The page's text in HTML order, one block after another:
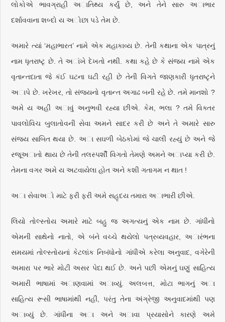
લોકોએ ભાવગ્રાહી અાતિથ્ય કર્યું છે, અને તેને સારુ અાભાર
દર્શાવવાના શબ્દો ય અોછા પડે તેમ છે.
અમારે ત્યાં ‘મહાભારત’ નામે એક મહાકાવ્ય છે. તેની કથાના એક પાત્રનું
નામ ધૃતરાષ્ટૃ છે. તે અાંખે દેખતો નથી. કથા કહે છે કે સંજય નામે એક
વૃતાન્તદાતા જે કંઈ ઘટના ઘટી રહી છે તેની વિગતે જાણકારી ધૃતરાષ્ટૃને
અાપે છે. ખરેખર, તો સંજયનો વૃતાન્ત અગાઢ બની રહે છે. તમે માનશો ?
અમે ય અહીં અાવું અનુભવી રહ્યા છીએ. કેમ, ભલા ? તમે વિક્તર
પાવલોવિચ બુલાતોવની સેવા અમને સાદર કરી છે અને તે અમારે સારુ
સંજય સાબિત થયા છે. અા સઘળી બેઠકોમાં જે ચાલી રહ્યું છે અને જે
રજૂઅાતો થાય છે તેની તલસ્પર્શી વિગતો તેમણે અમને અાપ્યા કરી છે.
તેમના વગર અમે ય અટવાયેલા હોત અને કશી ગતાગમ ન થાત !
અા સેવાઅો માટે ફરી ફરી અમે સહૃદય તમારા અાભારી છીએ.
લિયો તોલ્સ્તોય અમારે માટે બહુ જ અગત્યનું એક નામ છે. ગાંધીનો
એમની સાથેનો નાતો, એ બંને વચ્ચે થયેલો પત્રવ્યવહાર, અારંભના
સમયમાં તોલ્સ્તોયનાં કેટલાંક નિબંધોનો ગાંધીએ કરેલા અનુવાદ, વગેરેની
અમારા પર ભારે મોટી અસર પેદા થઈ છે. અને પછી એમનું ઘણું સાહિત્ય
અમારી ભાષામાં અાણવામાં અાવ્યું. અલબત્ત, મોટા ભાગનું અા
સાહિત્ય રૂસી ભાષામાંથી નહીં, પરંતુ તેના અંગ્રેજી અનુવાદમાંથી પણ
અાવ્યું છે. ગાંધીના અા અને અાવા પ્રયાસોને કારણે અમે